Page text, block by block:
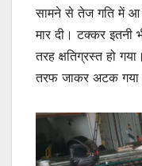
सामने से तेज गति में आ
मार दी। टक्कर इतनी
तरह क्षतिग्रस्त हो
तरफ जाकर अटक